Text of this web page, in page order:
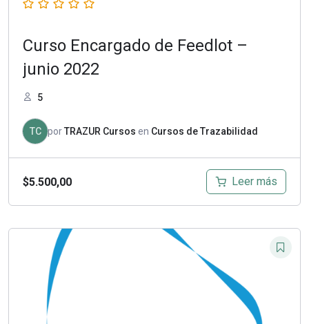
Curso Encargado de Feedlot –
junio 2022
5
TC porTRAZUR Cursos en Cursos de Trazabilidad
$5.500,00 Leer más